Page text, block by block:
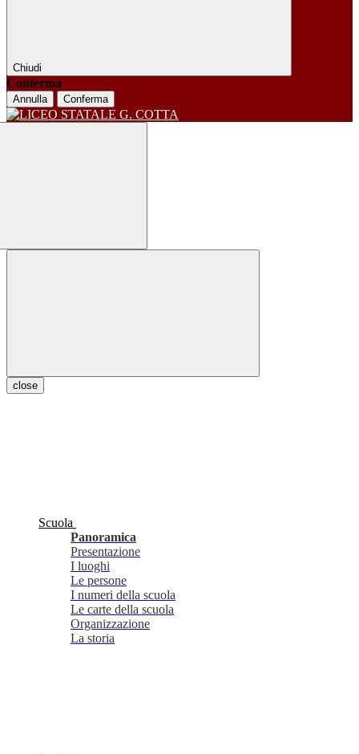
Chiudi
Conferma
Annulla Conferma
close
Scuola
Panoramica
Presentazione
I luoghi
Le persone
I numeri della scuola
Le carte della scuola
Organizzazione
La storia